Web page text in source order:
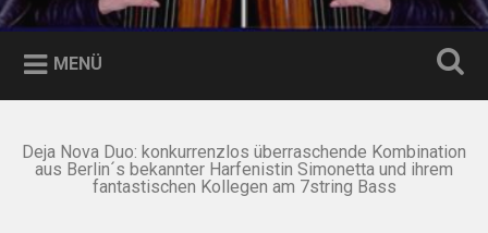
MENÜ
Deja Nova Duo: konkurrenzlos überraschende Kombination
aus Berlin´s bekannter Harfenistin Simonetta und ihrem
fantastischen Kollegen am 7string Bass